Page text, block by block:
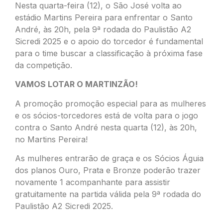
Nesta quarta-feira (12), o São José volta ao
estádio Martins Pereira para enfrentar o Santo
André, às 20h, pela 9ª rodada do Paulistão A2
Sicredi 2025 e o apoio do torcedor é fundamental
para o time buscar a classificação à próxima fase
da competição.
VAMOS LOTAR O MARTINZÃO!
A promoção promoção especial para as mulheres
e os sócios-torcedores está de volta para o jogo
contra o Santo André nesta quarta (12), às 20h,
no Martins Pereira!
As mulheres entrarão de graça e os Sócios Águia
dos planos Ouro, Prata e Bronze poderão trazer
novamente 1 acompanhante para assistir
gratuitamente na partida válida pela 9ª rodada do
Paulistão A2 Sicredi 2025.